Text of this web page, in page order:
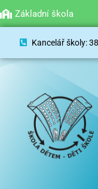
Kancelář školy:
Mateřská škola
Základní škola